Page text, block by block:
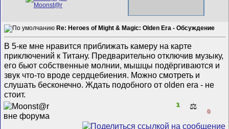
Re: Heroes of Might & Magic: Olden Era - Обсуждение
В 5-ке мне нравится приближать камеру на карте
приключений к Титану. Предварительно отключив музыку,
его бьют собственные молнии, мышцы подёргиваются и
звук что-то вроде сердцебиения. Можно смотреть и
слушать бесконечно. Ждать подобного от olden era - не
стоит.
1 ⚖️
0